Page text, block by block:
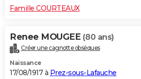
Famille COURTEAUX
Renee MOUGEE (80 ans)
Créer une cagnotte obsèques
Naissance
17/08/1917 à Prez-sous-Lafauche